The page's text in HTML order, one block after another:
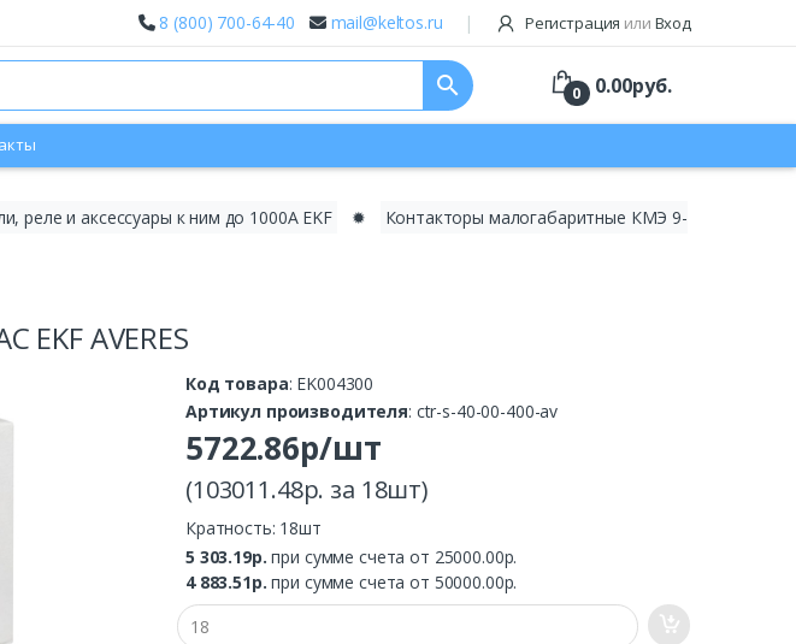
8 (800) 700-64-40 mail@keltos.ru Регистрация или Вход
search 0 0.00руб.
реле и аксессуары к ним до 1000А EKF ✹
Контакторы малогабаритные КМЭ 9-
EKF AVERES
Код товара: EK004300
Артикул производителя: ctr-s-40-00-400-av
5722.86р/шт
(103011.48р. за 18шт)
Кратность: 18шт
5 303.19р.при сумме счета от 25000.00р.
4 883.51р.при сумме счета от 50000.00р.